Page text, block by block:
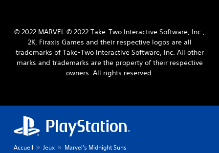
© 2022 MARVEL © 2022 Take-Two Interactive Software, Inc.,
2K, Firaxis Games and their respective logos are all
trademarks of Take-Two Interactive Software, Inc. All other
marks and trademarks are the property of their respective
owners. All rights reserved.
Accueil Jeux Marvel's Midnight Suns